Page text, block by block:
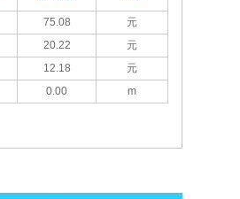
75.08
元
20.22
元
12.18
元
0.00 m